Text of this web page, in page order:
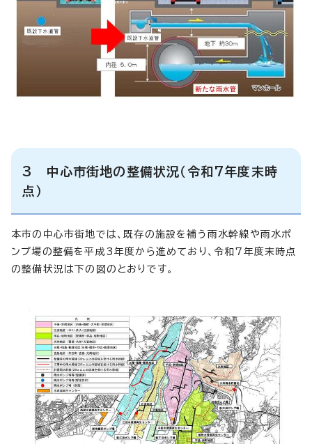
3 中心市街地の整備状況（令和7年度末時
点）
本市の中心市街地では、既存の施設を補う雨水幹線や雨水ポ
ンプ場の整備を平成3年度から進めており、令和7年度末時点
の整備状況は下の図のとおりです。